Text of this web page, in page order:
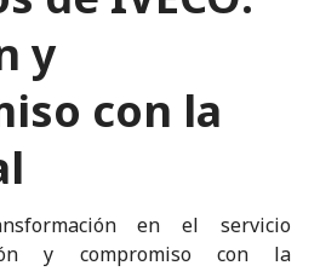
l
y
con la
en el servicio
y compromiso con la